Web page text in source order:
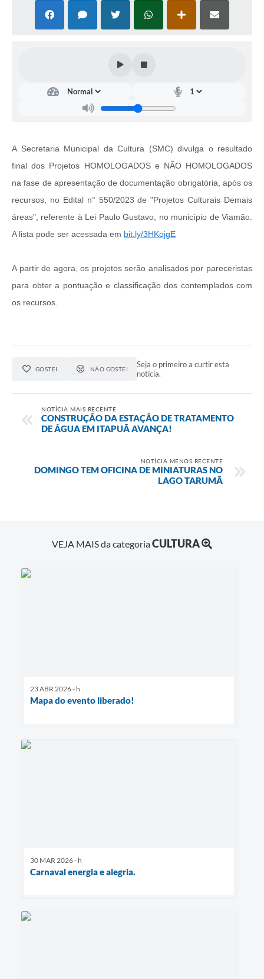
A Secretaria Municipal da Cultura (SMC) divulga o resultado
final dos Projetos HOMOLOGADOS e NÃO HOMOLOGADOS
na fase de apresentação de documentação obrigatória, após os
recursos, no Edital n° 550/2023 de "Projetos Culturais Demais
áreas", referente à Lei Paulo Gustavo, no município de Viamão.
A lista pode ser acessada em bit.ly/3HKojgE
A partir de agora, os projetos serão analisados por pareceristas
para obter a pontuação e classificação dos contemplados com
os recursos.
GOSTEI NÃO GOSTEI
Seja o primeiro a curtir esta
notícia.
NOTÍCIA MAIS RECENTE
CONSTRUÇÃO DA ESTAÇÃO DE TRATAMENTO
DE ÁGUA EM ITAPUÃ AVANÇA!
NOTÍCIA MENOS RECENTE
DOMINGO TEM OFICINA DE MINIATURAS NO
LAGO TARUMÃ
VEJA MAIS da categoriaCULTURA
23 ABR 2026 - h
Mapa do evento liberado!
30 MAR 2026 - h
Carnaval energia e alegria.